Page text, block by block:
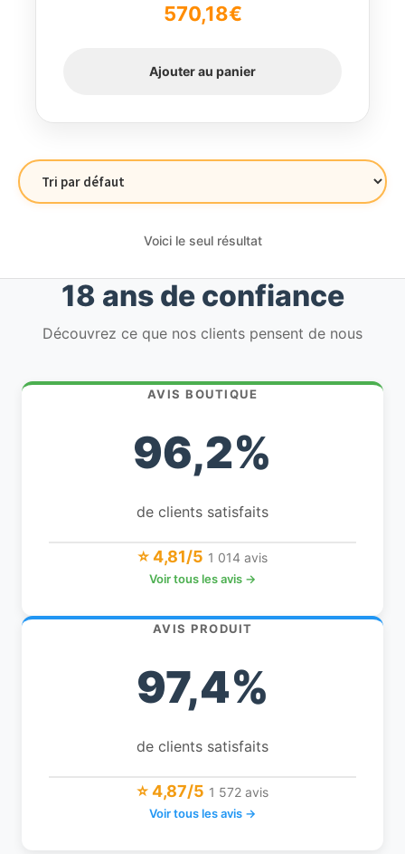
570,18€
Ajouter au panier
Voici le seul résultat
18 ans de confiance
Découvrez ce que nos clients pensent de nous
AVIS BOUTIQUE
96,2%
de clients satisfaits
⭐ 4,81/5 1 014 avis
Voir tous les avis →
AVIS PRODUIT
97,4%
de clients satisfaits
⭐ 4,87/5 1 572 avis
Voir tous les avis →